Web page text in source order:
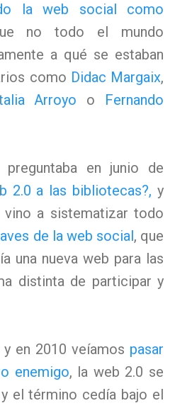
la web social como
no todo el mundo
a qué se estaban
como Didac Margaix,
Arroyo o Fernando
preguntaba en junio de
2.0 a las bibliotecas?, y
a sistematizar todo
de la web social, que
una nueva web para las
distinta de participar y
en 2010 veíamos pasar
enemigo, la web 2.0 se
el término cedía bajo el